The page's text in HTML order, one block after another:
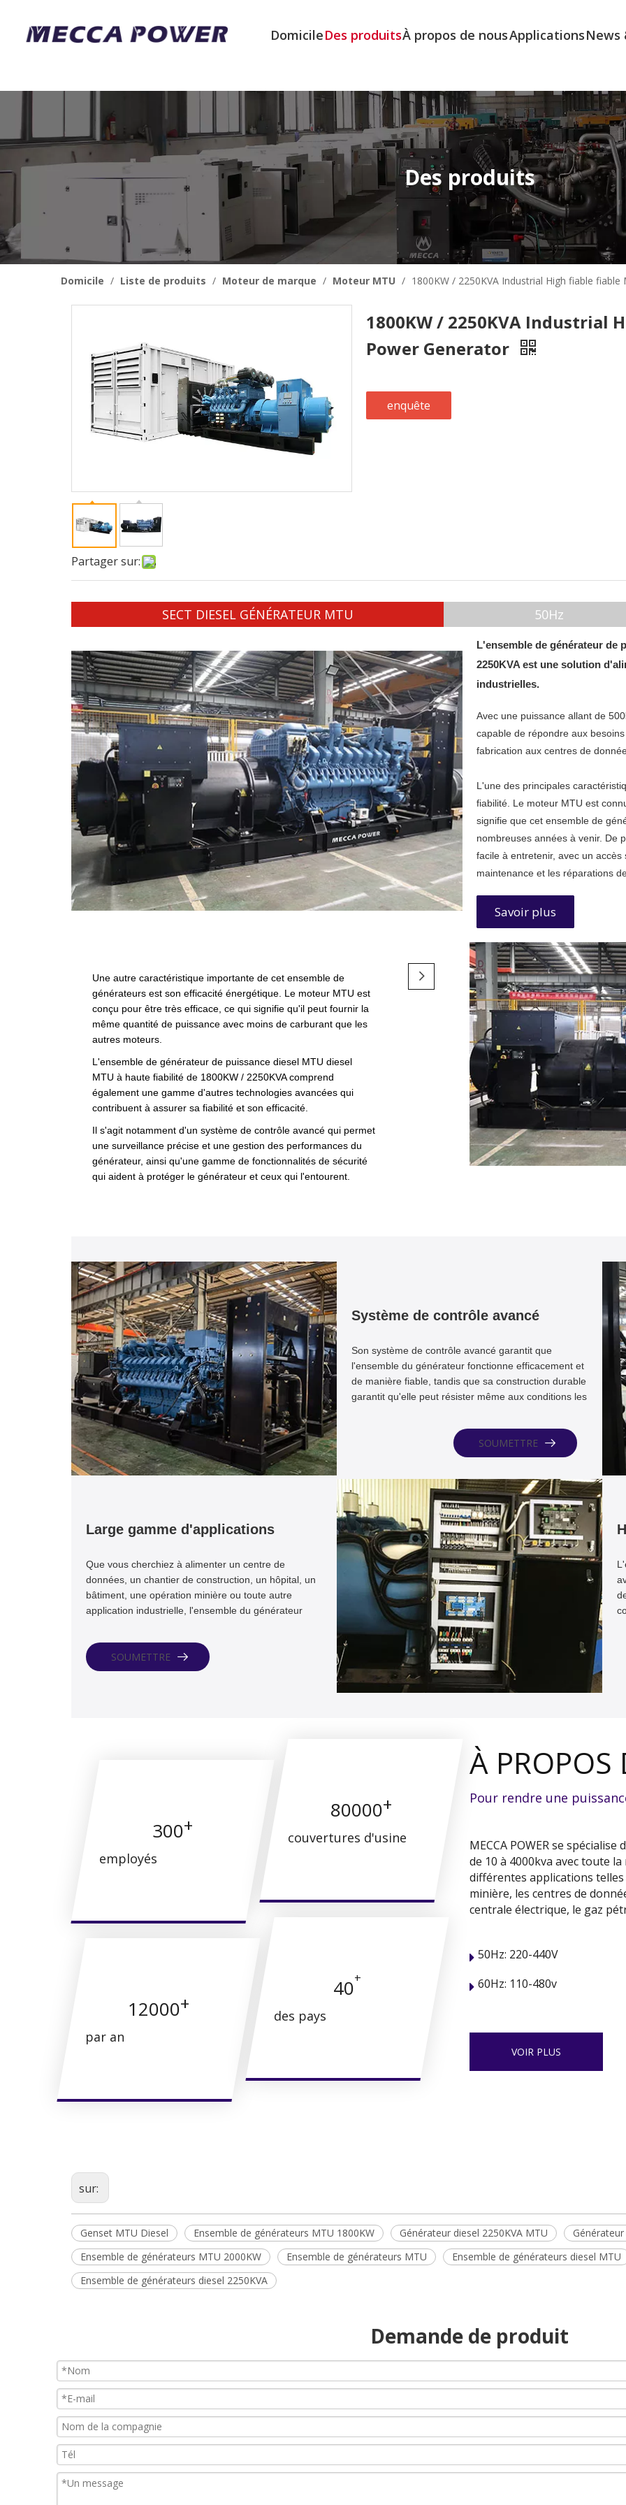
DomicileDes produitsÀ propos de nousApplicationsNews
Des produits
Domicile / Liste de produits / Moteur de marque / Moteur MTU / 1800KW / 2250KVA Industrial High fiable
Partager sur:
1800KW / 2250KVA Industrial
Power Generator
enquête
SECT DIESEL GÉNÉRATEUR MTU 50Hz
L'ensemble de générateur de
2250KVA est une solution
industrielles.
Avec une puissance allant de
capable de répondre aux
fabrication aux centres de
L'une des principales
fiabilité. Le moteur MTU est
signifie que cet ensemble de
nombreuses années à venir. De
facile à entretenir, avec un
maintenance et les réparations
Savoir plus
Une autre caractéristique importante de cet ensemble de
générateurs est son efficacité énergétique. Le moteur MTU est
conçu pour être très efficace, ce qui signifie qu'il peut fournir la
même quantité de puissance avec moins de carburant que les
autres moteurs.
L'ensemble de générateur de puissance diesel MTU diesel
MTU à haute fiabilité de 1800KW / 2250KVA comprend
également une gamme d'autres technologies avancées qui
contribuent à assurer sa fiabilité et son efficacité.
Il s'agit notamment d'un système de contrôle avancé qui permet
une surveillance précise et une gestion des performances du
générateur, ainsi qu'une gamme de fonctionnalités de sécurité
qui aident à protéger le générateur et ceux qui l'entourent.
Large gamme d'applications
Que vous cherchiez à alimenter un centre de
données, un chantier de construction, un hôpital, un
bâtiment, une opération minière ou toute autre
application industrielle, l'ensemble du générateur
SOUMETTRE
Système de contrôle avancé
Son système de contrôle avancé garantit que
l'ensemble du générateur fonctionne efficacement et
de manière fiable, tandis que sa construction durable
garantit qu'elle peut résister même aux conditions les
SOUMETTRE
300+
employés
80000+
couvertures d'usine
12000+
par an
40+
des pays
À PROPOS
Pour rendre une
MECCA POWER se
de 10 à 4000kva avec toute
différentes applications
minière, les centres de
centrale électrique, le gaz
50Hz: 220-440V
60Hz: 110-480v
VOIR PLUS
sur:
Genset MTU Diesel Ensemble de générateurs MTU 1800KW Générateur diesel 2250KVA MTU
Ensemble de générateurs MTU 2000KW
Ensemble de générateurs MTU Ensemble de générateurs diesel MTU
Ensemble de générateurs diesel 2250KVA
Demande de produit